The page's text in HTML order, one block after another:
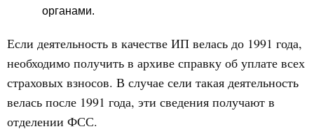
органами.
Если деятельность в качестве ИП велась до 1991 года,
необходимо получить в архиве справку об уплате всех
страховых взносов. В случае сели такая деятельность
велась после 1991 года, эти сведения получают в
отделении ФСС.